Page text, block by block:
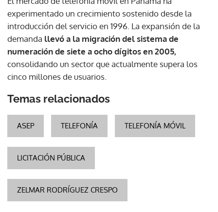
experimentado un crecimiento sostenido desde la
introducción del servicio en 1996. La expansión de la
demanda llevó a la migración del sistema de
numeración de siete a ocho dígitos en 2005,
consolidando un sector que actualmente supera los
cinco millones de usuarios.
Temas relacionados
ASEP TELEFONÍA TELEFONÍA MÓVIL
LICITACIÓN PÚBLICA
ZELMAR RODRÍGUEZ CRESPO